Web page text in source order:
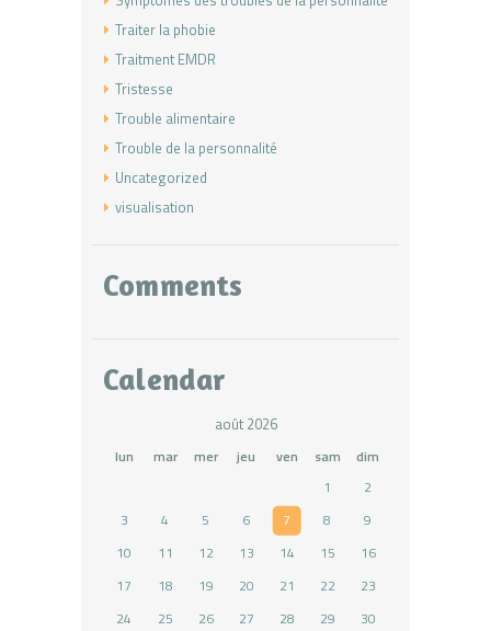
Traiter la phobie
Traitment EMDR
Tristesse
Trouble alimentaire
Trouble de la personnalité
Uncategorized
visualisation
Comments
Calendar
août 2026
lun mar mer jeu ven sam
dim
1
2
3
4 5 6 7 8
9
10
11 12 13 14 15
16
17
18 19 20 21 22
23
24
25 26 27 28 29
30